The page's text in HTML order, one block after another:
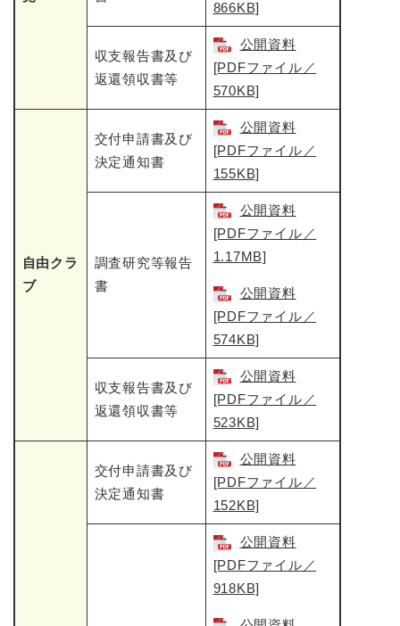
866KB]
収支報告書及び
返還領収書等
公開資料
[PDFファイル／
570KB]
自由クラ
ブ
交付申請書及び
決定通知書
公開資料
[PDFファイル／
155KB]
調査研究等報告
書
公開資料
[PDFファイル／
1.17MB]
公開資料
[PDFファイル／
574KB]
収支報告書及び
返還領収書等
公開資料
[PDFファイル／
523KB]
交付申請書及び
決定通知書
公開資料
[PDFファイル／
152KB]
公開資料
[PDFファイル／
918KB]